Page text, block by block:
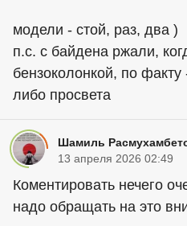
модели - стой, раз, два )
п.с. с байдена ржали,
бензоколонкой, по факту
либо просвета
Шамиль
13 апреля 2026 02:49
Коментировать нечего
надо обращать на это